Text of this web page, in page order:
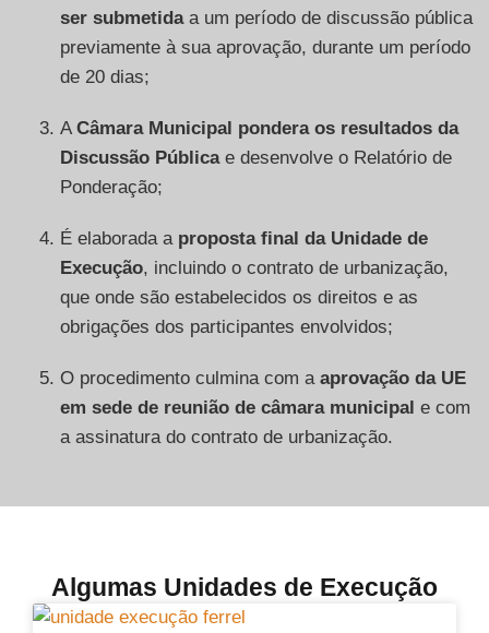
ser submetidaa um período de discussão pública
previamente à sua aprovação, durante um período
de 20 dias;
A Câmara Municipal pondera os resultados da
Discussão Públicae desenvolve o Relatório de
Ponderação;
É elaborada a proposta final da Unidade de
Execução, incluindo o contrato de urbanização,
que onde são estabelecidos os direitos e as
obrigações dos participantes envolvidos;
O procedimento culmina com a aprovação da UE
em sede de reunião de câmara municipal e com
a assinatura do contrato de urbanização.
Algumas Unidades de Execução